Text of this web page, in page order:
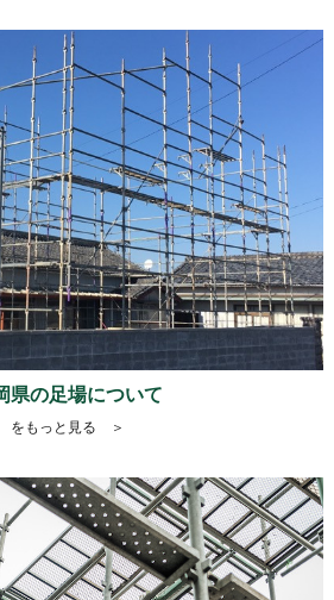
県の足場について
をもっと見る ＞